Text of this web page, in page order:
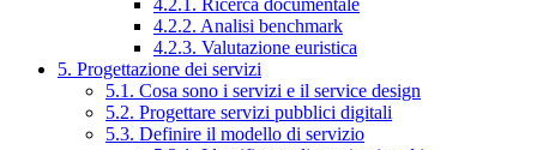
4.2.1. Ricerca documentale
4.2.2. Analisi benchmark
4.2.3. Valutazione euristica
5. Progettazione dei servizi
5.1. Cosa sono i servizi e il service design
5.2. Progettare servizi pubblici digitali
5.3. Definire il modello di servizio